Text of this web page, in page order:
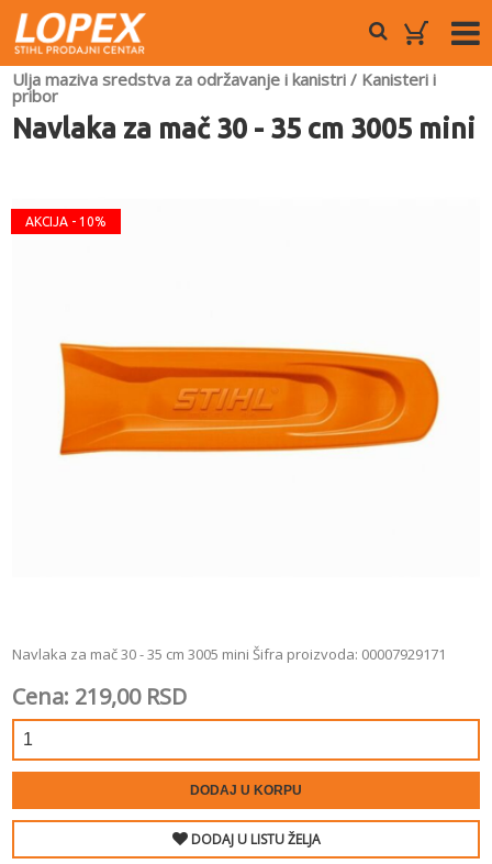
Ulja maziva sredstva za održavanje i kanistri / Kanisteri i
pribor
Navlaka za mač 30 - 35 cm 3005 mini
AKCIJA - 10%
Navlaka za mač 30 - 35 cm 3005 mini Šifra proizvoda: 00007929171
Cena: 219,00 RSD
DODAJ U KORPU
DODAJ U LISTU ŽELJA